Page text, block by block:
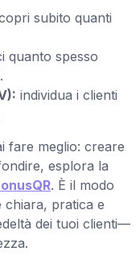
subito quanti
quanto spesso
individua i clienti
fare meglio: creare
esplora la
. È il modo
chiara, pratica e
dei tuoi clienti—